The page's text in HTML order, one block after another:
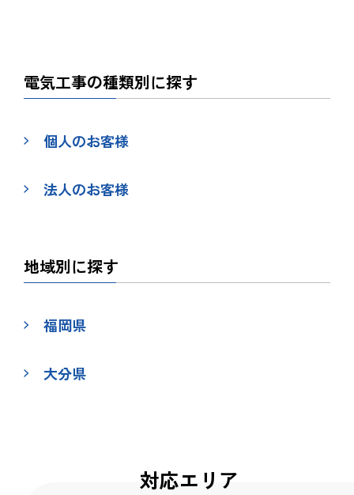
電気工事の種類別に探す
個人のお客様
法人のお客様
地域別に探す
福岡県
大分県
対応エリア